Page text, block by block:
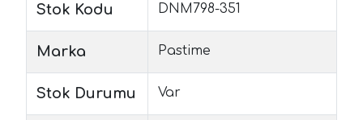
Stok Kodu DNM798-351
Marka Pastime
Stok Durumu Var